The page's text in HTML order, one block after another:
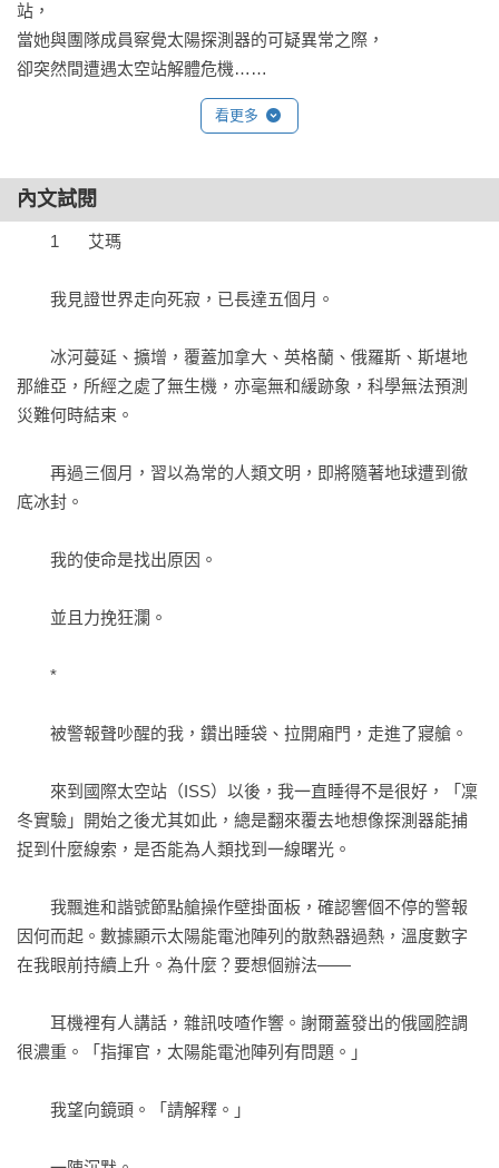
站，
當她與團隊成員察覺太陽探測器的可疑異常之際，
卻突然間遭遇太空站解體危機……
難以置信的精彩故事，一段偉大遼闊的浩瀚旅程，
◆冰凍地球二部曲．太陽戰爭◆
眾人以為戰爭結束了。
大西洋聯盟、裏海聯盟、太平洋聯盟各自成形，亦敵亦友，
但所有人依然逃不過強大敵人步步進逼的種族死亡威脅。
詹姆斯接獲NASA第一線通知，數百小行星群即將撞擊地球，
緊急將妻子艾瑪和小女兒亞黎送往地底碉堡「城塞」避禍，
行星接觸地表最後時刻，他賭上自己的命運，
◆冰凍地球終部曲．失落星球◆
遠在一百三十一光年之外的耀眼星球，
是否為地球難民的最終歸屬？
決定帶領全世界最後的倖存者們逃離毀滅的地球，
看更多
內文試閱
1	艾瑪
我見證世界走向死寂，已長達五個月。
冰河蔓延、擴增，覆蓋加拿大、英格蘭、俄羅斯、斯堪地
那維亞，所經之處了無生機，亦毫無和緩跡象，科學無法預測
災難何時結束。
再過三個月，習以為常的人類文明，即將隨著地球遭到徹
底冰封。
我的使命是找出原因。
並且力挽狂瀾。
*
被警報聲吵醒的我，鑽出睡袋、拉開廂門，走進了寢艙。
來到國際太空站（ISS）以後，我一直睡得不是很好，「凜
冬實驗」開始之後尤其如此，總是翻來覆去地想像探測器能捕
捉到什麼線索，是否能為人類找到一線曙光。
我飄進和諧號節點艙操作壁掛面板，確認響個不停的警報
因何而起。數據顯示太陽能電池陣列的散熱器過熱，溫度數字
在我眼前持續上升。為什麼？要想個辦法——
耳機裡有人講話，雜訊吱喳作響。謝爾蓋發出的俄國腔調
很濃重。「指揮官，太陽能電池陣列有問題。」
我望向鏡頭。「請解釋。」